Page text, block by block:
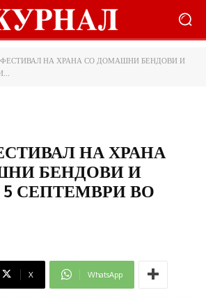
ФЕСТИВАЛ НА ХРАНА СО ДОМАШНИ БЕНДОВИ И
НА ХРАНА
БЕНДОВИ И
СЕПТЕМВРИ ВО
X WhatsApp